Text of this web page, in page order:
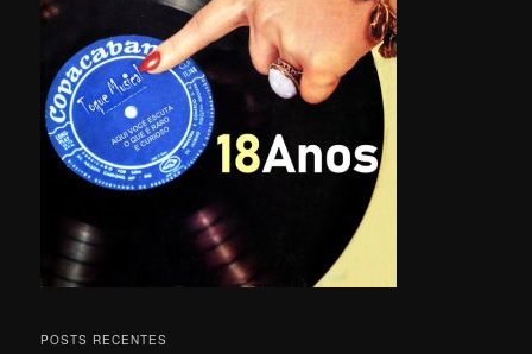
POSTS RECENTES